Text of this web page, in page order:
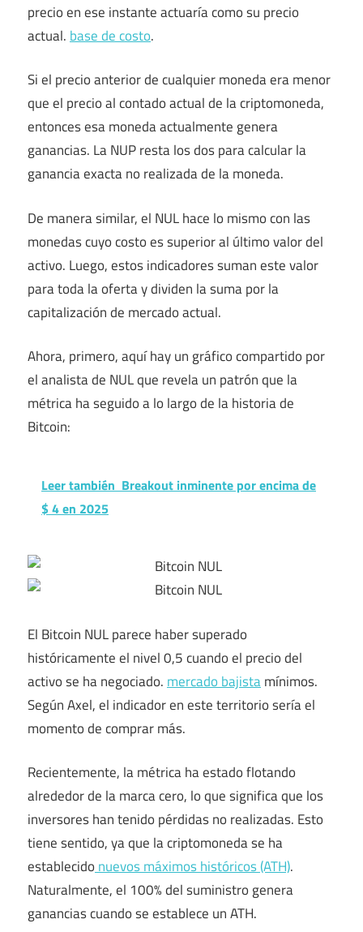
precio en ese instante actuaría como su precio
actual. base de costo.
Si el precio anterior de cualquier moneda era menor
que el precio al contado actual de la criptomoneda,
entonces esa moneda actualmente genera
ganancias. La NUP resta los dos para calcular la
ganancia exacta no realizada de la moneda.
De manera similar, el NUL hace lo mismo con las
monedas cuyo costo es superior al último valor del
activo. Luego, estos indicadores suman este valor
para toda la oferta y dividen la suma por la
capitalización de mercado actual.
Ahora, primero, aquí hay un gráfico compartido por
el analista de NUL que revela un patrón que la
métrica ha seguido a lo largo de la historia de
Bitcoin:
Leer también Breakout inminente por encima de
$ 4 en 2025
El Bitcoin NUL parece haber superado
históricamente el nivel 0,5 cuando el precio del
activo se ha negociado. mercado bajistamínimos.
Según Axel, el indicador en este territorio sería el
momento de comprar más.
Recientemente, la métrica ha estado flotando
alrededor de la marca cero, lo que significa que los
inversores han tenido pérdidas no realizadas. Esto
tiene sentido, ya que la criptomoneda se ha
establecido nuevos máximos históricos (ATH).
Naturalmente, el 100% del suministro genera
ganancias cuando se establece un ATH.